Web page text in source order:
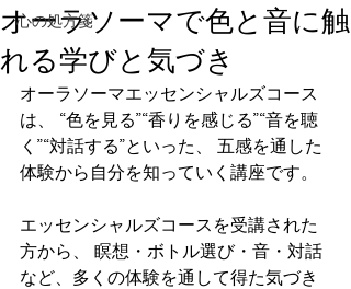
心の処方箋
オーラソーマで色と音に触
れる学びと気づき
オーラソーマエッセンシャルズコース
は、 “色を見る”“香りを感じる”“音を聴
く”“対話する”といった、 五感を通した
体験から自分を知っていく講座です。
エッセンシャルズコースを受講された
方から、 瞑想・ボトル選び・音・対話
など、多くの体験を通して得た気づき